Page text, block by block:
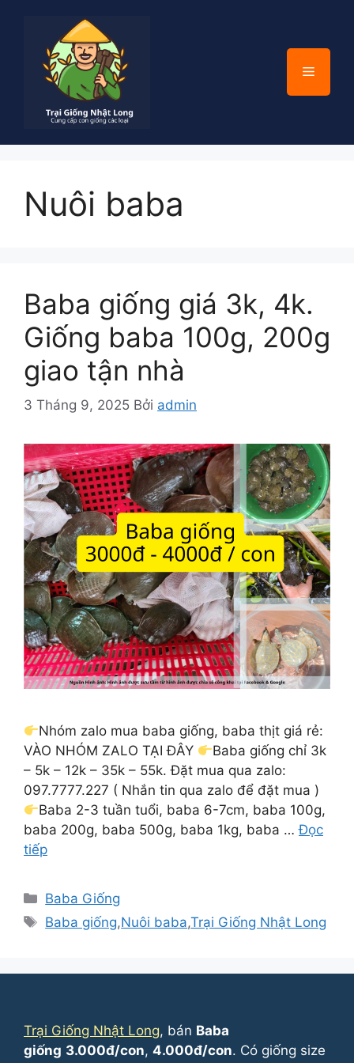
Menu
Nuôi baba
Baba giống giá 3k, 4k.
Giống baba 100g, 200g
giao tận nhà
3 Tháng 9, 2025 Bởi admin
Nhóm zalo mua baba giống, baba thịt giá rẻ:
VÀO NHÓM ZALO TẠI ĐÂY
Baba giống chỉ 3k
– 5k – 12k – 35k – 55k. Đặt mua qua zalo:
097.7777.227 ( Nhắn tin qua zalo để đặt mua )
Baba 2-3 tuần tuổi, baba 6-7cm, baba 100g,
baba 200g, baba 500g, baba 1kg, baba …Đọc
tiếp
Danh
mục
Baba Giống
Thẻ
Baba giống,Nuôi baba,Trại Giống Nhật Long
Trại Giống Nhật Long, bán Baba
giống 3.000đ/con, 4.000đ/con. Có giống size